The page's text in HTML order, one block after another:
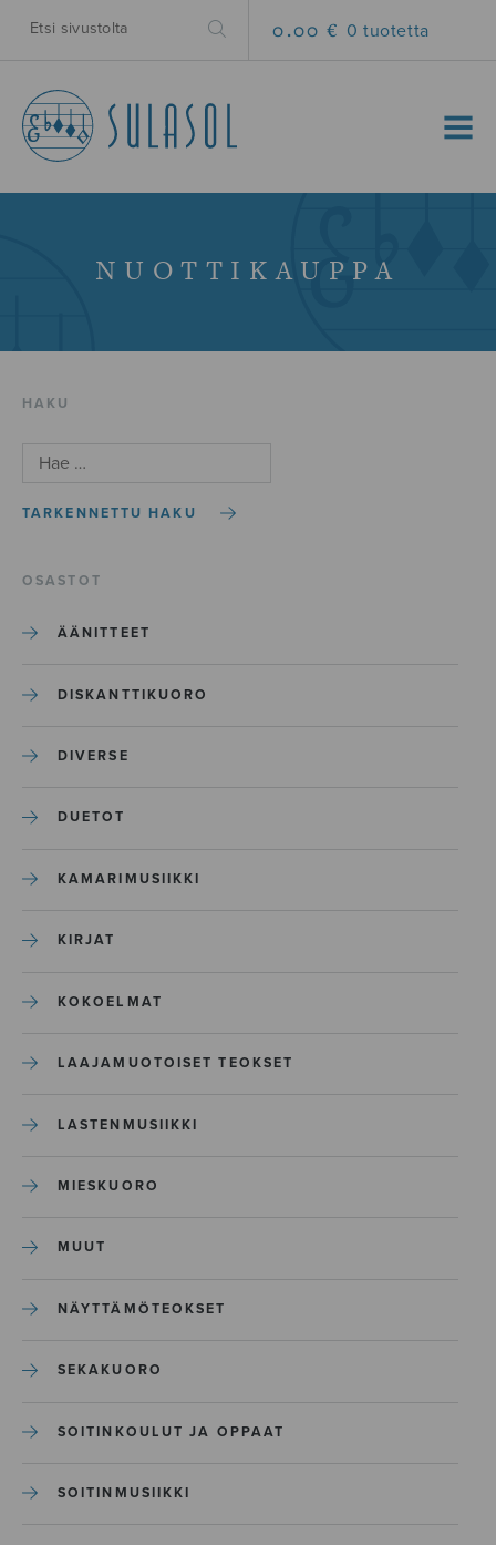
0.00 € 0 tuotetta
MENU
NUOTTIKAUPPA
HAKU
TARKENNETTU HAKU
OSASTOT
ÄÄNITTEET
DISKANTTIKUORO
DIVERSE
DUETOT
KAMARIMUSIIKKI
KIRJAT
KOKOELMAT
LAAJAMUOTOISET TEOKSET
LASTENMUSIIKKI
MIESKUORO
MUUT
NÄYTTÄMÖTEOKSET
SEKAKUORO
SOITINKOULUT JA OPPAAT
SOITINMUSIIKKI